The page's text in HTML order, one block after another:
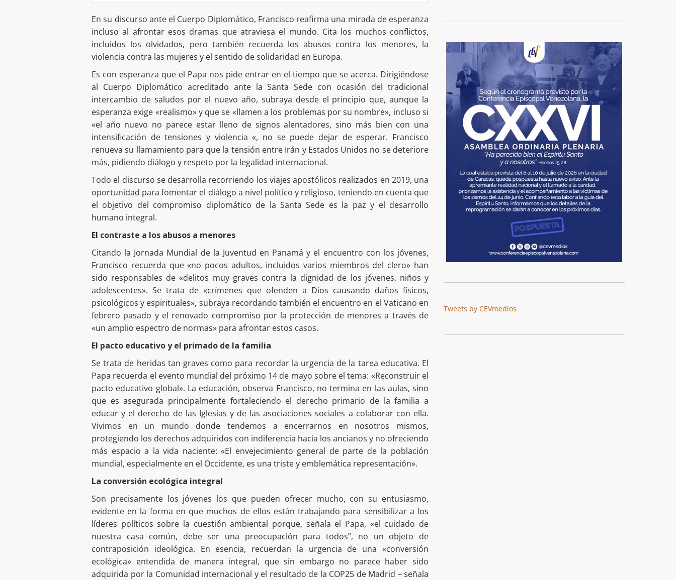
En su discurso ante el Cuerpo Diplomático, Francisco reafirma una mirada de esperanza
incluso al afrontar esos dramas que atraviesa el mundo. Cita los muchos conflictos,
incluidos los olvidados, pero también recuerda los abusos contra los menores, la
violencia contra las mujeres y el sentido de solidaridad en Europa.
Es con esperanza que el Papa nos pide entrar en el tiempo que se acerca. Dirigiéndose
al Cuerpo Diplomático acreditado ante la Santa Sede con ocasión del tradicional
intercambio de saludos por el nuevo año, subraya desde el principio que, aunque la
esperanza exige «realismo» y que se «llamen a los problemas por su nombre», incluso si
«el año nuevo no parece estar lleno de signos alentadores, sino más bien con una
intensificación de tensiones y violencia «, no se puede dejar de esperar. Francisco
renueva su llamamiento para que la tensión entre Irán y Estados Unidos no se deteriore
más, pidiendo diálogo y respeto por la legalidad internacional.
Todo el discurso se desarrolla recorriendo los viajes apostólicos realizados en 2019, una
oportunidad para fomentar el diálogo a nivel político y religioso, teniendo en cuenta que
el objetivo del compromiso diplomático de la Santa Sede es la paz y el desarrollo
humano integral.
El contraste a los abusos a menores
Citando la Jornada Mundial de la Juventud en Panamá y el encuentro con los jóvenes,
Francisco recuerda que «no pocos adultos, incluidos varios miembros del clero» han
sido responsables de «delitos muy graves contra la dignidad de los jóvenes, niños y
adolescentes». Se trata de «crímenes que ofenden a Dios causando daños físicos,
psicológicos y espirituales», subraya recordando también el encuentro en el Vaticano en
febrero pasado y el renovado compromiso por la protección de menores a través de
«un amplio espectro de normas» para afrontar estos casos.
El pacto educativo y el primado de la familia
Se trata de heridas tan graves como para recordar la urgencia de la tarea educativa. El
Papa recuerda el evento mundial del próximo 14 de mayo sobre el tema: «Reconstruir el
pacto educativo global». La educación, observa Francisco, no termina en las aulas, sino
que es asegurada principalmente fortaleciendo el derecho primario de la familia a
educar y el derecho de las Iglesias y de las asociaciones sociales a colaborar con ella.
Vivimos en un mundo donde tendemos a encerrarnos en nosotros mismos,
protegiendo los derechos adquiridos con indiferencia hacia los ancianos y no ofreciendo
más espacio a la vida naciente: «El envejecimiento general de parte de la población
mundial, especialmente en el Occidente, es una triste y emblemática representación».
La conversión ecológica integral
Son precisamente los jóvenes los que pueden ofrecer mucho, con su entusiasmo,
evidente en la forma en que muchos de ellos están trabajando para sensibilizar a los
líderes políticos sobre la cuestión ambiental porque, señala el Papa, «el cuidado de
nuestra casa común, debe ser una preocupación para todos”, no un objeto de
contraposición ideológica. En esencia, recuerdan la urgencia de una «conversión
ecológica» entendida de manera integral, que sin embargo no parece haber sido
adquirida por la Comunidad internacional y el resultado de la COP25 de Madrid – señala
Tweets by CEVmedios